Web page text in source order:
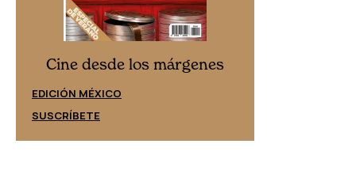
Cine desde los márgenes
EDICIÓN MÉXICO
SUSCRÍBETE